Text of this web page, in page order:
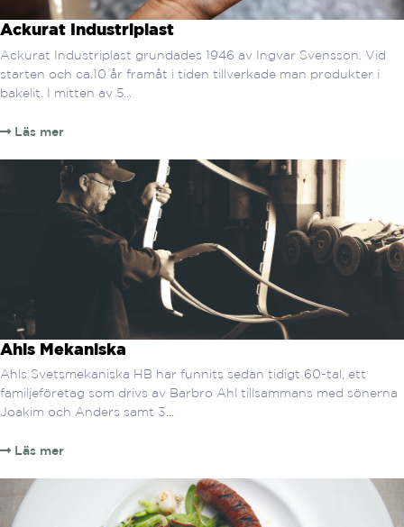
Ackurat Industriplast
Ackurat Industriplast grundades 1946 av Ingvar Svensson. Vid
starten och ca.10 år framåt i tiden tillverkade man produkter i
bakelit. I mitten av 5...
Läs mer
Ahls Mekaniska
Ahls Svetsmekaniska HB har funnits sedan tidigt 60-tal, ett
familjeföretag som drivs av Barbro Ahl tillsammans med sönerna
Joakim och Anders samt 3...
Läs mer